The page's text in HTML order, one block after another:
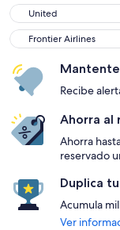
United
United
Frontier Airlines
Frontier Airlines
Recibe
Ahorra al
Ahorra
reservado
Duplica
Acumula
Ver